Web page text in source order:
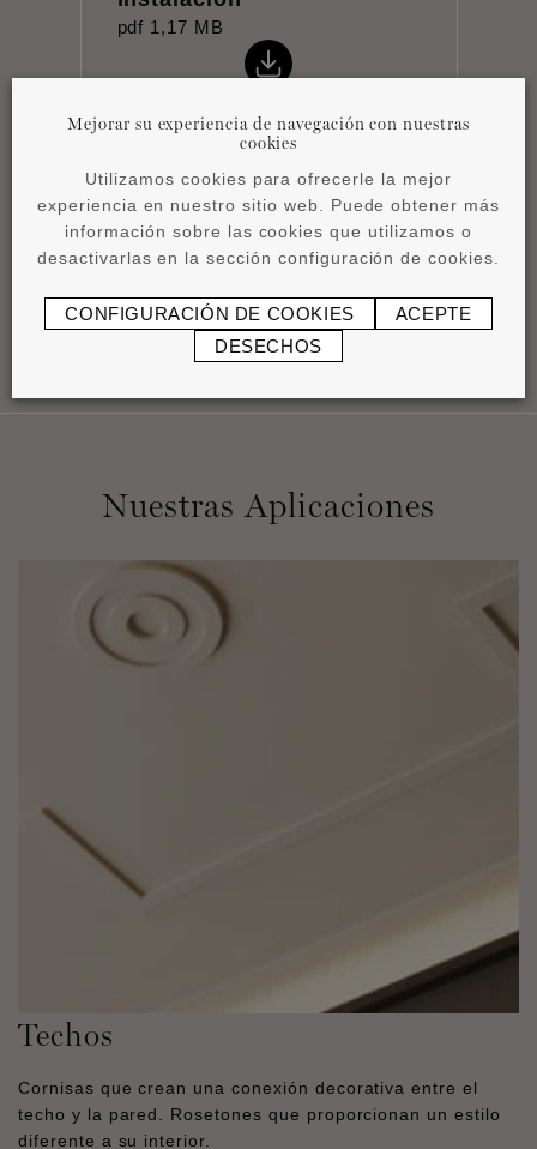
pdf 1,17 MB
Product overview
pdf 4,15 MB
Nuestras Aplicaciones
Techos
Cornisas que crean una conexión decorativa entre el
techo y la pared. Rosetones que proporcionan un estilo
diferente a su interior.
Mejorar su experiencia de navegación con nuestras
cookies
Utilizamos cookies para ofrecerle la mejor
experiencia en nuestro sitio web. Puede obtener más
información sobre las cookies que utilizamos o
desactivarlas en la sección configuración de cookies.
CONFIGURACIÓN DE COOKIES
ACEPTE
DESECHOS